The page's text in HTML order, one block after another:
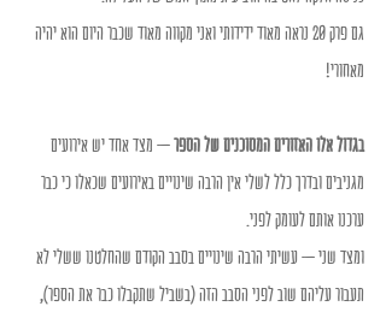
גם פרק 20 נראה מאוד ידידותי ואני מקווה מאוד שכבר היום הוא יהיה
מאחורי!
בגדול אלו האזורים המסוכנים של הספר – מצד אחד יש אירועים
מגניבים ובדרך כלל לשלי אין הרבה שינויים באירועים שכאלו כי כבר
ערכנו אותם לעומק לפני.
ומצד שני – עשיתי הרבה שינויים בסבב הקודם שהחלטנו ששלי לא
תעבור עליהם שוב לפני הסבב הזה (בשביל שתקבלו כבר את הספר),